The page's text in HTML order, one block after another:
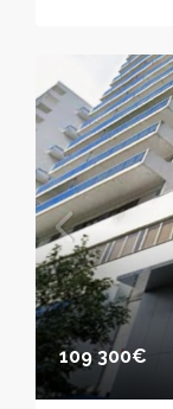
109 300€